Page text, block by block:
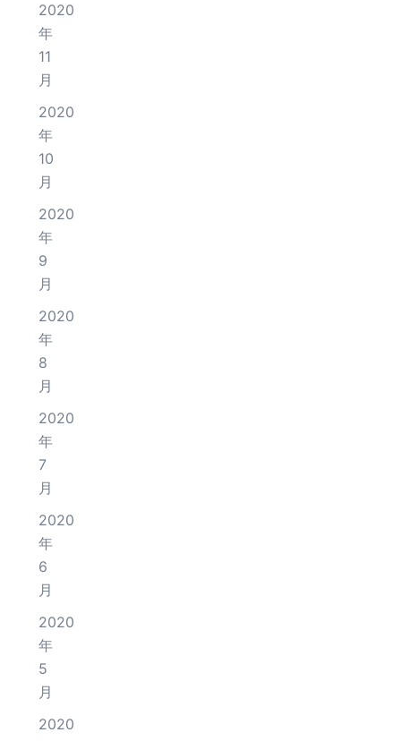
2020
年
11
月
2020
年
10
月
2020
年
9
月
2020
年
8
月
2020
年
7
月
2020
年
6
月
2020
年
5
月
2020